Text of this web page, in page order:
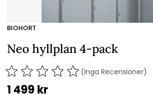
BIOHORT
Neo hyllplan 4-pack
(Inga Recensioner)
1 499 kr